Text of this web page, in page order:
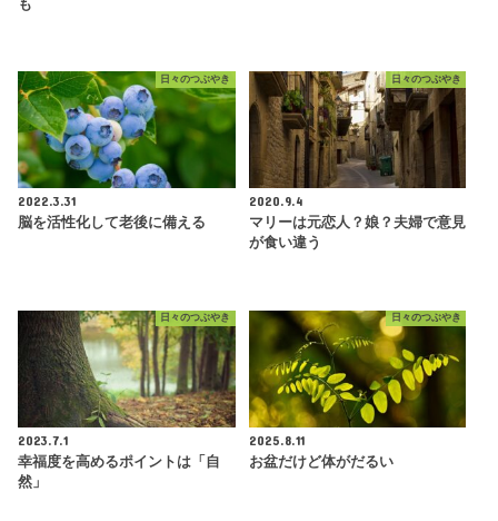
も
日々のつぶやき
2022.3.31
脳を活性化して老後に備える
日々のつぶやき
2020.9.4
マリーは元恋人？娘？夫婦で意見
が食い違う
日々のつぶやき
2023.7.1
幸福度を高めるポイントは「自
然」
日々のつぶやき
2025.8.11
お盆だけど体がだるい